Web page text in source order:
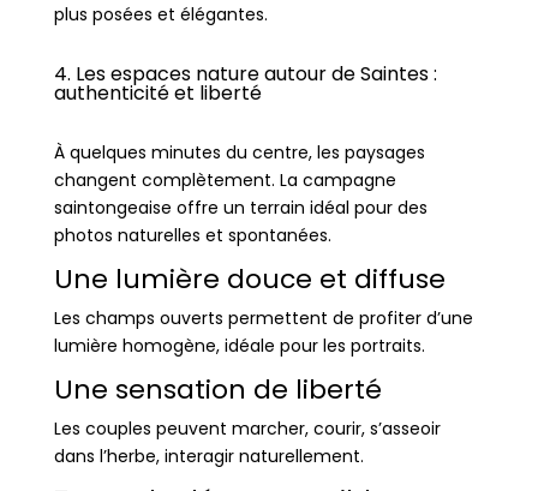
plus posées et élégantes.
4. Les espaces nature autour de Saintes :
authenticité et liberté
À quelques minutes du centre, les paysages
changent complètement. La campagne
saintongeaise offre un terrain idéal pour des
photos naturelles et spontanées.
Une lumière douce et diffuse
Les champs ouverts permettent de profiter d’une
lumière homogène, idéale pour les portraits.
Une sensation de liberté
Les couples peuvent marcher, courir, s’asseoir
dans l’herbe, interagir naturellement.